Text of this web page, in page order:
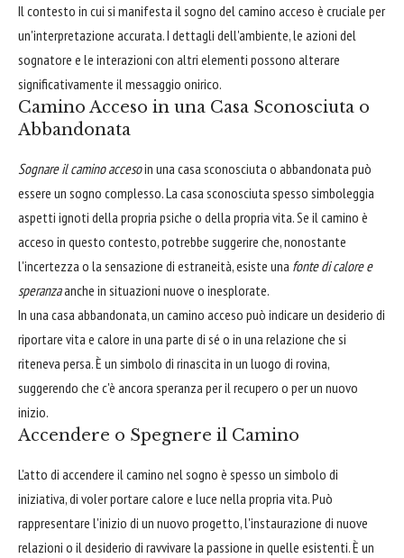
Il contesto in cui si manifesta il sogno del camino acceso è cruciale per
un'interpretazione accurata. I dettagli dell'ambiente, le azioni del
sognatore e le interazioni con altri elementi possono alterare
significativamente il messaggio onirico.
Camino Acceso in una Casa Sconosciuta o
Abbandonata
Sognare il camino accesoin una casa sconosciuta o abbandonata può
essere un sogno complesso. La casa sconosciuta spesso simboleggia
aspetti ignoti della propria psiche o della propria vita. Se il camino è
acceso in questo contesto, potrebbe suggerire che, nonostante
l'incertezza o la sensazione di estraneità, esiste una fonte di calore e
speranzaanche in situazioni nuove o inesplorate.
In una casa abbandonata, un camino acceso può indicare un desiderio di
riportare vita e calore in una parte di sé o in una relazione che si
riteneva persa. È un simbolo di rinascita in un luogo di rovina,
suggerendo che c'è ancora speranza per il recupero o per un nuovo
inizio.
Accendere o Spegnere il Camino
L'atto di accendere il camino nel sogno è spesso un simbolo di
iniziativa, di voler portare calore e luce nella propria vita. Può
rappresentare l'inizio di un nuovo progetto, l'instaurazione di nuove
relazioni o il desiderio di ravvivare la passione in quelle esistenti. È un